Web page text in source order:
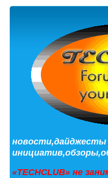
новости,дайджесты
«TECHCLUB» не